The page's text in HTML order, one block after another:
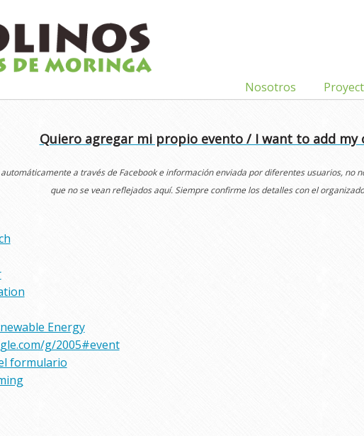
Nosotros
Quiero agregar mi propio evento / I want to add my
a través de Facebook e información enviada por diferentes usuarios, no
que no se vean reflejados aquí. Siempre confirme los detalles con el
Energy
g/2005#event
formulario